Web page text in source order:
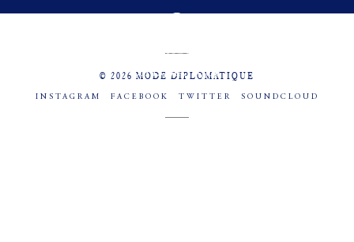
© 2026 MODE DIPLOMATIQUE
INSTAGRAM FACEBOOK TWITTER SOUNDCLOUD